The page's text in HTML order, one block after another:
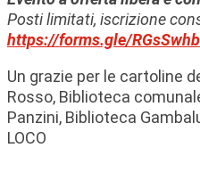
Posti limitati, iscrizione
https://forms.gle/
Un grazie per le cartoline
Rosso, Biblioteca
Panzini, Biblioteca
LOCO